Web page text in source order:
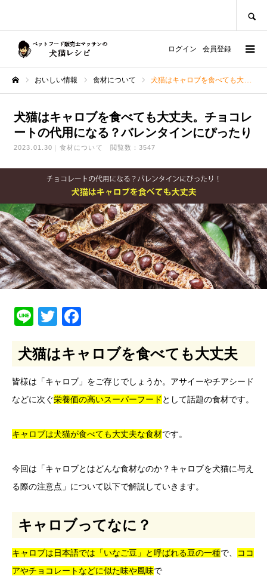
ログイン 会員登録
おいしい情報 食材について 犬猫はキャロブを食べても大丈夫。チョコレートの代用になる？バレンタインにぴったり
犬猫はキャロブを食べても大丈夫。チョコレ
ートの代用になる？バレンタインにぴったり
2023.01.30 食材について 閲覧数：3547
LineTwitter
犬猫はキャロブを食べても大丈夫
皆様は「キャロブ」をご存じでしょうか。アサイーやチアシード
などに次ぐ栄養価の高いスーパーフード として話題の食材です。
キャロブは犬猫が食べても大丈夫な食材です。
今回は「キャロブとはどんな食材なのか？キャロブを犬猫に与え
る際の注意点」について以下で解説していきます。
キャロブってなに？
キャロブは日本語では「いなご豆」と呼ばれる豆の一種で、
ココ
アやチョコレートなどに似た味や風味で